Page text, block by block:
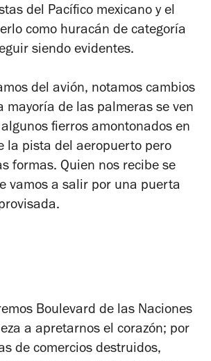
del Pacífico mexicano y el
como huracán de categoría
siendo evidentes.
del avión, notamos cambios
mayoría de las palmeras se ven
algunos fierros amontonados en
la pista del aeropuerto pero
formas. Quien nos recibe se
vamos a salir por una puerta
Boulevard de las Naciones
a apretarnos el corazón; por
de comercios destruidos,